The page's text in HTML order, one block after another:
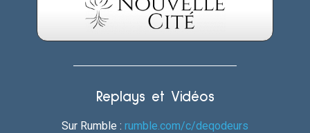
Replays et Vidéos
Sur Rumble : rumble.com/c/deqodeurs